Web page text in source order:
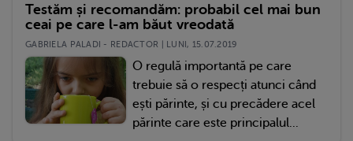
Testăm și recomandăm: probabil cel mai bun
ceai pe care l-am băut vreodată
GABRIELA PALADI - REDACTOR | LUNI, 15.07.2019
O regulă importantă pe care
trebuie să o respecți atunci când
ești părinte, și cu precădere acel
părinte care este principalul...